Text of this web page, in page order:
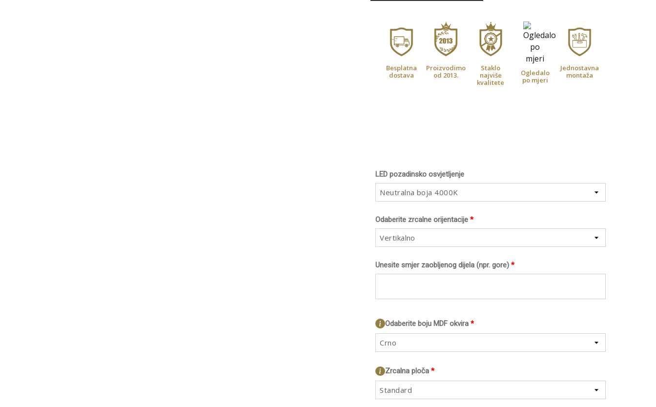
LED pozadinsko osvjetljenje
Neutralna boja 4000K
*
Odaberite zrcalne orijentacije
Vertikalno
*
Unesite smjer zaobljenog dijela (npr. gore)
*
Odaberite boju MDF okvira
Crno
*
Zrcalna ploča
Standard
Besplatna
dostava
Proizvodimo
od 2013.
Staklo
najviše
kvalitete
Ogledalo
po mjeri
Jednostavna
montaža